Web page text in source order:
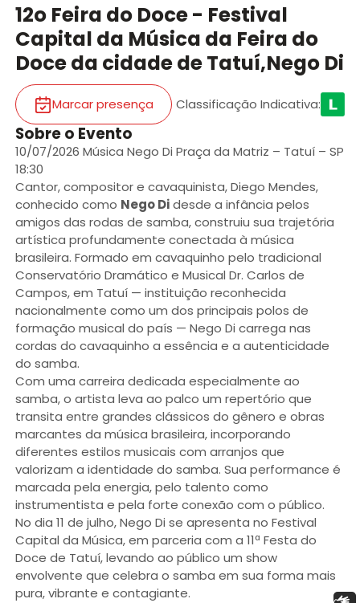
12o Feira do Doce - Festival
Capital da Música da Feira do
Doce da cidade de Tatuí,Nego Di
Marcar presença Classificação Indicativa:
Sobre o Evento
10/07/2026 Música Nego Di Praça da Matriz – Tatuí – SP
18:30
Cantor, compositor e cavaquinista, Diego Mendes,
conhecido como Nego Didesde a infância pelos
amigos das rodas de samba, construiu sua trajetória
artística profundamente conectada à música
brasileira. Formado em cavaquinho pelo tradicional
Conservatório Dramático e Musical Dr. Carlos de
Campos, em Tatuí — instituição reconhecida
nacionalmente como um dos principais polos de
formação musical do país — Nego Di carrega nas
cordas do cavaquinho a essência e a autenticidade
do samba.
Com uma carreira dedicada especialmente ao
samba, o artista leva ao palco um repertório que
transita entre grandes clássicos do gênero e obras
marcantes da música brasileira, incorporando
diferentes estilos musicais com arranjos que
valorizam a identidade do samba. Sua performance é
marcada pela energia, pelo talento como
instrumentista e pela forte conexão com o público.
No dia 11 de julho, Nego Di se apresenta no Festival
Capital da Música, em parceria com a 11ª Festa do
Doce de Tatuí, levando ao público um show
envolvente que celebra o samba em sua forma mais
pura, vibrante e contagiante.